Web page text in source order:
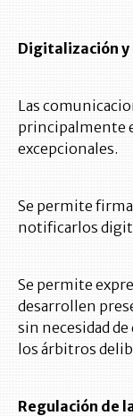
Digitalización y
Las
principalmente
excepcionales.
Se permite
notificarlos
Se permite
desarrollen
sin necesidad de
los árbitros
Regulación de